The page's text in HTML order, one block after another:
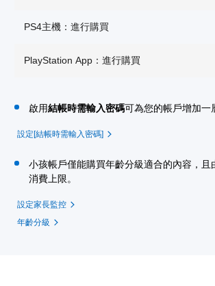
PS4主機：進行購買
PlayStation App：進行購買
啟用結帳時需輸入密碼可為您的帳戶增加一
設定[結帳時需輸入密碼]
小孩帳戶僅能購買年齡分級適合的內容，且
消費上限。
設定家長監控
年齡分級